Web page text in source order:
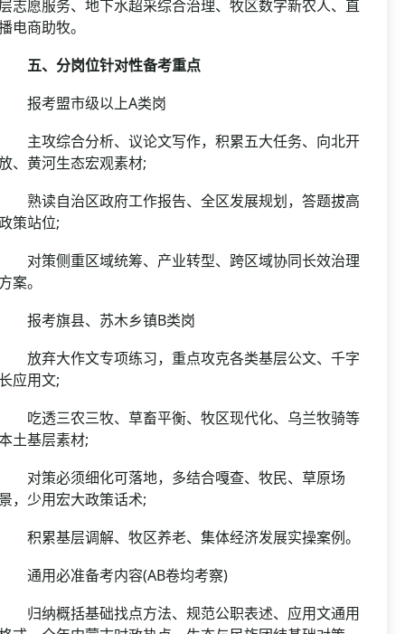
志愿服务、地下水超采综合治理、牧区数字新农人、直
电商助牧。
五、分岗位针对性备考重点
考盟市级以上A类岗
攻综合分析、议论文写作，积累五大任务、向北开
、黄河生态宏观素材;
读自治区政府工作报告、全区发展规划，答题拔高
策站位;
策侧重区域统筹、产业转型、跨区域协同长效治理
案。
考旗县、苏木乡镇B类岗
弃大作文专项练习，重点攻克各类基层公文、千字
应用文;
透三农三牧、草畜平衡、牧区现代化、乌兰牧骑等
土基层素材;
策必须细化可落地，多结合嘎查、牧民、草原场
，少用宏大政策话术;
累基层调解、牧区养老、集体经济发展实操案例。
用必准备考内容(AB卷均考察)
纳概括基础找点方法、规范公职表述、应用文通用